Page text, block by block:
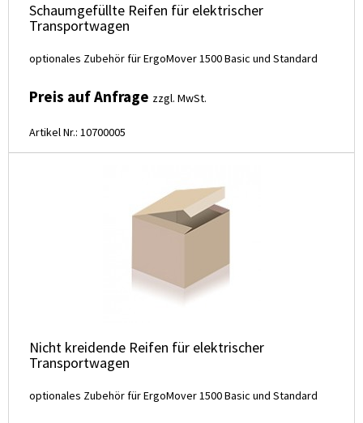
Schaumgefüllte Reifen für elektrischer
Transportwagen
optionales Zubehör für ErgoMover 1500 Basic und Standard
Preis auf Anfrage zzgl. MwSt.
Artikel Nr.: 10700005
Nicht kreidende Reifen für elektrischer
Transportwagen
optionales Zubehör für ErgoMover 1500 Basic und Standard